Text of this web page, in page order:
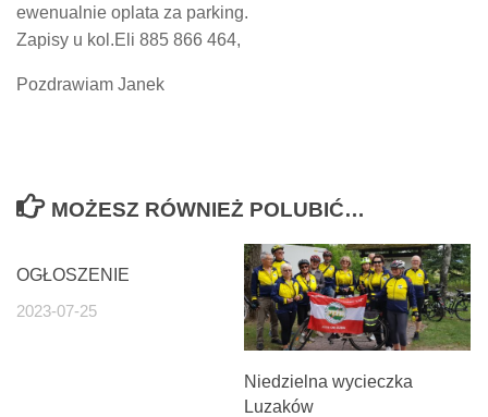
ewenualnie oplata za parking.
Zapisy u kol.Eli 885 866 464,
Pozdrawiam Janek
MOŻESZ RÓWNIEŻ POLUBIĆ…
OGŁOSZENIE
2023-07-25
Niedzielna wycieczka
Luzaków